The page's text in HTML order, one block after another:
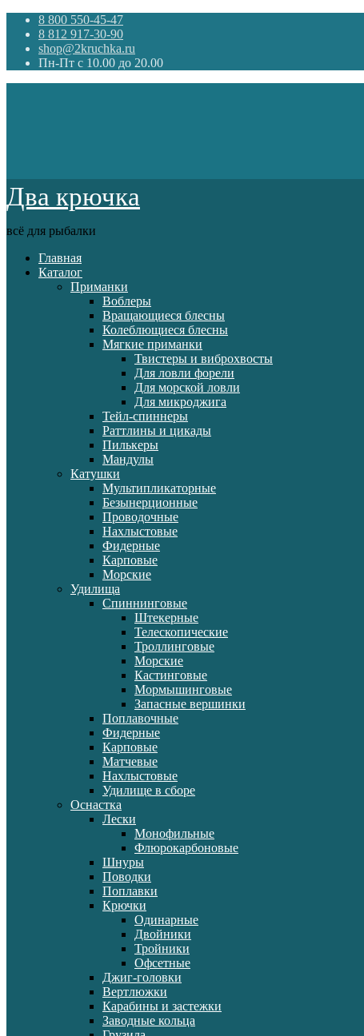
8 800 550-45-47
8 812 917-30-90
shop@2kruchka.ru
Пн-Пт с 10.00 до 20.00
Два крючка
всё для рыбалки
Главная
Каталог
Приманки
Воблеры
Вращающиеся блесны
Колеблющиеся блесны
Мягкие приманки
Твистеры и виброхвосты
Для ловли форели
Для морской ловли
Для микроджига
Тейл-спиннеры
Раттлины и цикады
Пилькеры
Мандулы
Катушки
Мультипликаторные
Безынерционные
Проводочные
Нахлыстовые
Фидерные
Карповые
Морские
Удилища
Спиннинговые
Штекерные
Телескопические
Троллинговые
Морские
Кастинговые
Мормышинговые
Запасные вершинки
Поплавочные
Фидерные
Карповые
Матчевые
Нахлыстовые
Удилище в сборе
Оснастка
Лески
Монофильные
Флюрокарбоновые
Шнуры
Поводки
Поплавки
Крючки
Одинарные
Двойники
Тройники
Офсетные
Джиг-головки
Вертлюжки
Карабины и застежки
Заводные кольца